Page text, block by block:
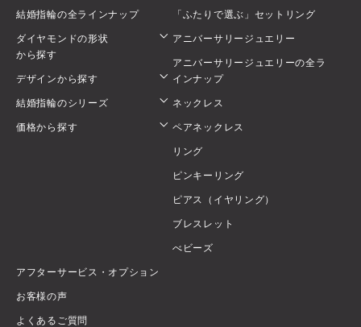
結婚指輪の全ラインナップ
ダイヤモンドの形状
から探す
デザインから探す
結婚指輪のシリーズ
価格から探す
「ふたりで選ぶ」セットリング
アニバーサリージュエリー
アニバーサリージュエリーの全ラ
インナップ
ネックレス
ペアネックレス
リング
ピンキーリング
ピアス（イヤリング）
ブレスレット
べビーズ
アフターサービス・オプション
お客様の声
よくあるご質問